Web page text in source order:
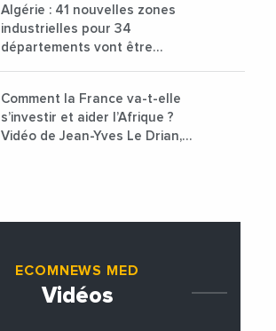
Algérie : 41 nouvelles zones
industrielles pour 34
départements vont être
Comment la France va-t-elle
s’investir et aider l’Afrique ?
Vidéo de Jean-Yves Le Drian,
ECOMNEWS MED
Vidéos